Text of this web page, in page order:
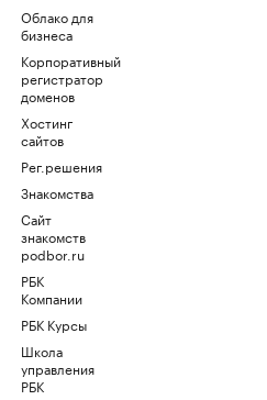
Облако для
бизнеса
Корпоративный
регистратор
доменов
Хостинг
сайтов
Рег.решения
Знакомства
Сайт
знакомств
podbor.ru
РБК
Компании
РБК Курсы
Школа
управления
РБК